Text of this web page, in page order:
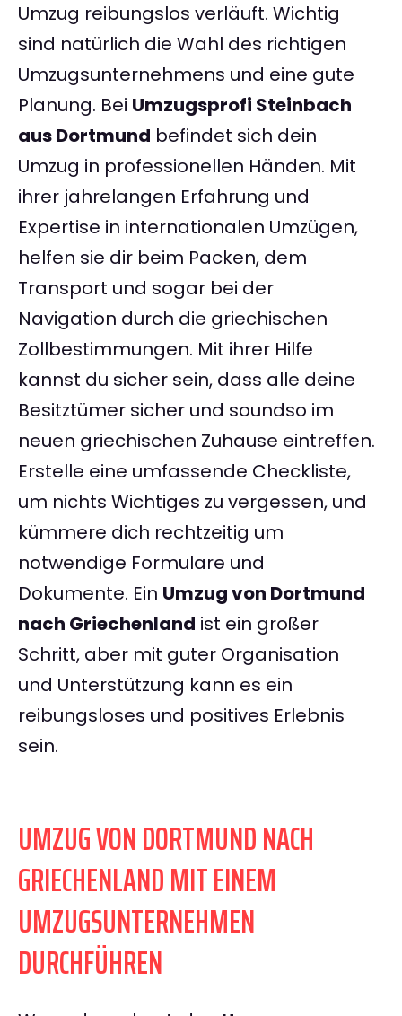
Umzug reibungslos verläuft. Wichtig
sind natürlich die Wahl des richtigen
Umzugsunternehmens und eine gute
Planung. Bei Umzugsprofi Steinbach
aus Dortmund befindet sich dein
Umzug in professionellen Händen. Mit
ihrer jahrelangen Erfahrung und
Expertise in internationalen Umzügen,
helfen sie dir beim Packen, dem
Transport und sogar bei der
Navigation durch die griechischen
Zollbestimmungen. Mit ihrer Hilfe
kannst du sicher sein, dass alle deine
Besitztümer sicher und soundso im
neuen griechischen Zuhause eintreffen.
Erstelle eine umfassende Checkliste,
um nichts Wichtiges zu vergessen, und
kümmere dich rechtzeitig um
notwendige Formulare und
Dokumente. Ein Umzug von Dortmund
nach Griechenland ist ein großer
Schritt, aber mit guter Organisation
und Unterstützung kann es ein
reibungsloses und positives Erlebnis
sein.
UMZUG VON DORTMUND NACH
GRIECHENLAND MIT EINEM
UMZUGSUNTERNEHMEN
DURCHFÜHREN